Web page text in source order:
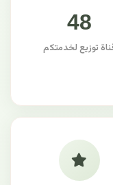
48
توزيع لخدمتكم